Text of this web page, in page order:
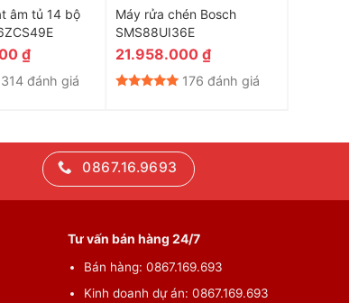
âm tủ 14 bộ
₫
314 đánh giá
Máy rửa chén Bosch
SMS88UI36E
21.958.000₫
176 đánh giá
0867.16.9693
Tư vấn bán hàng 24/7
Bán hàng: 0867.169.693
Kinh doanh dự án: 0867.169.693